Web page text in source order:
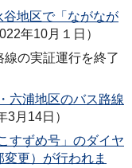
地区で「ながなが
年10月１日）
の実証運行を終了
六浦地区のバス路線
3月14日）
すずめ号」のダイヤ
更）が行われま